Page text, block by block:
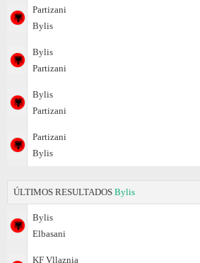
Partizani
Bylis
Bylis
Partizani
Bylis
Partizani
Partizani
Bylis
ÚLTIMOS RESULTADOS Bylis
Bylis
Elbasani
KF Vllaznia